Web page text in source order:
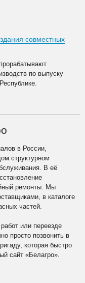
совместных
по выпуску
в России,
структурном
В её
ремонты. Мы
в каталоге
частей.
или переезде
просто позвонить в
которая быстро
сайт «Белагро».